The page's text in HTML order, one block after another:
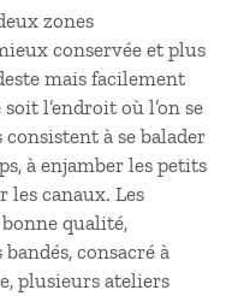
zones
conservée et plus
mais facilement
l’endroit où l’on se
à se balader
à enjamber les petits
les canaux. Les
qualité,
consacré à
plusieurs ateliers